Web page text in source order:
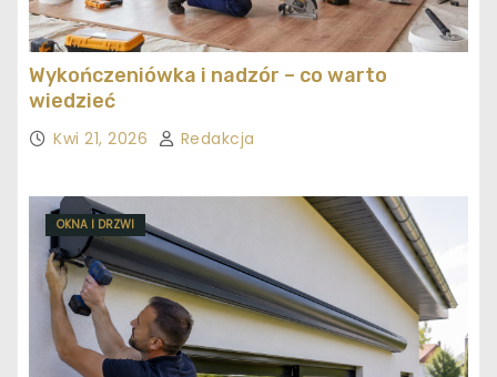
Wykończeniówka i nadzór – co warto
wiedzieć
Kwi 21, 2026 Redakcja
OKNA I DRZWI